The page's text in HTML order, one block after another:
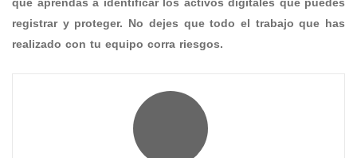
registrar y proteger. No dejes que todo el trabajo que has
realizado con tu equipo corra riesgos.